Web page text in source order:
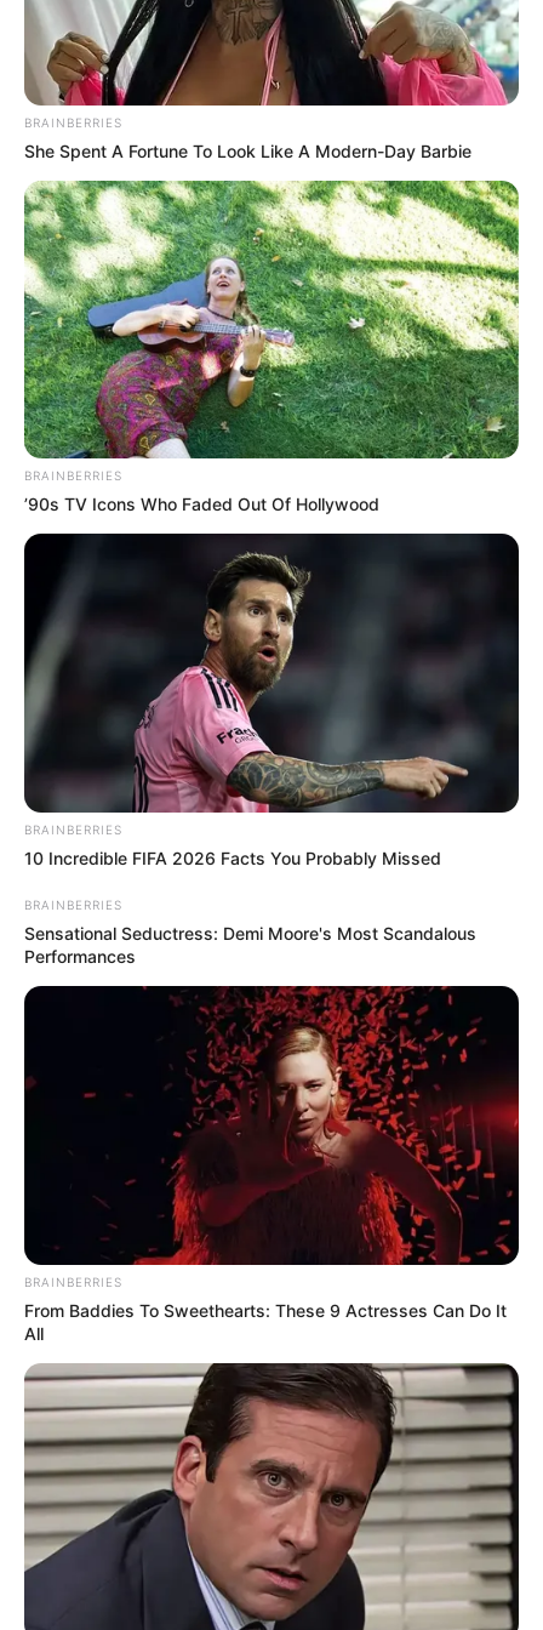
Existem ospontos básicoscomo a correntinha, o
ponto baixo, alto e suas variações como o meio
ponto alto, ponto alto duplo e ponto alto triplo.
Veja como fazer cada um:
BRAINBERRIES
She Spent A Fortune To Look Like A Modern-Day Barbie
BRAINBERRIES
’90s TV Icons Who Faded Out Of Hollywood
BRAINBERRIES
10 Incredible FIFA 2026 Facts You Probably Missed
BRAINBERRIES
Sensational Seductress: Demi Moore's Most Scandalous
Performances
BRAINBERRIES
From Baddies To Sweethearts: These 9 Actresses Can Do It
All